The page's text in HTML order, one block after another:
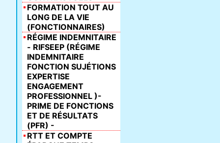
FORMATION TOUT AU
LONG DE LA VIE
(FONCTIONNAIRES)
RÉGIME INDEMNITAIRE
- RIFSEEP (RÉGIME
INDEMNITAIRE
FONCTION SUJÉTIONS
EXPERTISE
ENGAGEMENT
PROFESSIONNEL )-
PRIME DE FONCTIONS
ET DE RÉSULTATS
(PFR) -
RTT ET COMPTE